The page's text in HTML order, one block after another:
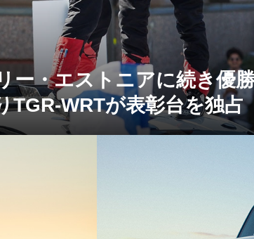
ー・エストニアに続き優
TGR-WRTが表彰台を独占